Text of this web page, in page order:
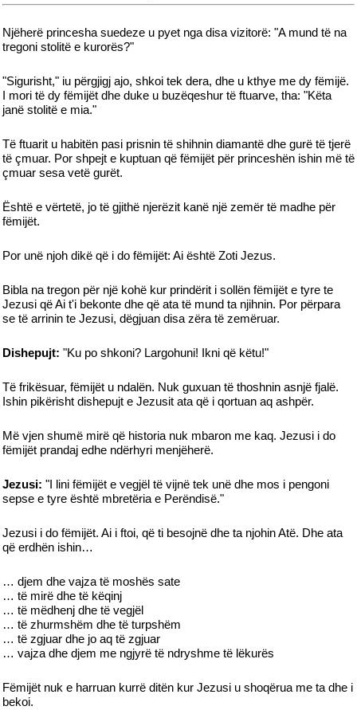
Njëherë princesha suedeze u pyet nga disa vizitorë: "A mund të na
tregoni stolitë e kurorës?"
"Sigurisht," iu përgjigj ajo, shkoi tek dera, dhe u kthye me dy fëmijë.
I mori të dy fëmijët dhe duke u buzëqeshur të ftuarve, tha: "Këta
janë stolitë e mia."
Të ftuarit u habitën pasi prisnin të shihnin diamantë dhe gurë të tjerë
të çmuar. Por shpejt e kuptuan që fëmijët për princeshën ishin më të
çmuar sesa vetë gurët.
Është e vërtetë, jo të gjithë njerëzit kanë një zemër të madhe për
fëmijët.
Por unë njoh dikë që i do fëmijët: Ai është Zoti Jezus.
Bibla na tregon për një kohë kur prindërit i sollën fëmijët e tyre te
Jezusi që Ai t'i bekonte dhe që ata të mund ta njihnin. Por përpara
se të arrinin te Jezusi, dëgjuan disa zëra të zemëruar.
Dishepujt: "Ku po shkoni? Largohuni! Ikni që këtu!"
Të frikësuar, fëmijët u ndalën. Nuk guxuan të thoshnin asnjë fjalë.
Ishin pikërisht dishepujt e Jezusit ata që i qortuan aq ashpër.
Më vjen shumë mirë që historia nuk mbaron me kaq. Jezusi i do
fëmijët prandaj edhe ndërhyri menjëherë.
Jezusi: "I lini fëmijët e vegjël të vijnë tek unë dhe mos i pengoni
sepse e tyre është mbretëria e Perëndisë."
Jezusi i do fëmijët. Ai i ftoi, që ti besojnë dhe ta njohin Atë. Dhe ata
që erdhën ishin…
… djem dhe vajza të moshës sate
… të mirë dhe të këqinj
… të mëdhenj dhe të vegjël
… të zhurmshëm dhe të turpshëm
… të zgjuar dhe jo aq të zgjuar
… vajza dhe djem me ngjyrë të ndryshme të lëkurës
Fëmijët nuk e harruan kurrë ditën kur Jezusi u shoqërua me ta dhe i
bekoi.